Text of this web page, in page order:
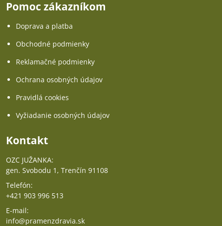
Pomoc zákazníkom
Doprava a platba
Obchodné podmienky
Reklamačné podmienky
Ochrana osobných údajov
Pravidlá cookies
Vyžiadanie osobných údajov
Kontakt
OZC JUŽANKA:
gen. Svobodu 1, Trenčín 91108
Telefón:
+421 903 996 513
E-mail:
info@pramenzdravia.sk